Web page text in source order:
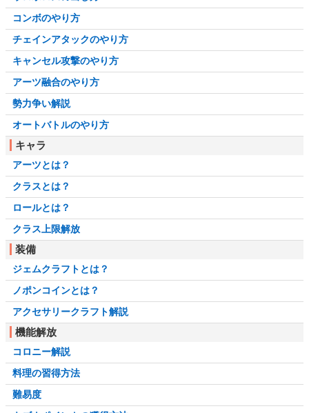
コンボのやり方
チェインアタックのやり方
キャンセル攻撃のやり方
アーツ融合のやり方
勢力争い解説
オートバトルのやり方
キャラ
アーツとは？
クラスとは？
ロールとは？
クラス上限解放
装備
ジェムクラフトとは？
ノポンコインとは？
アクセサリークラフト解説
機能解放
コロニー解説
料理の習得方法
難易度